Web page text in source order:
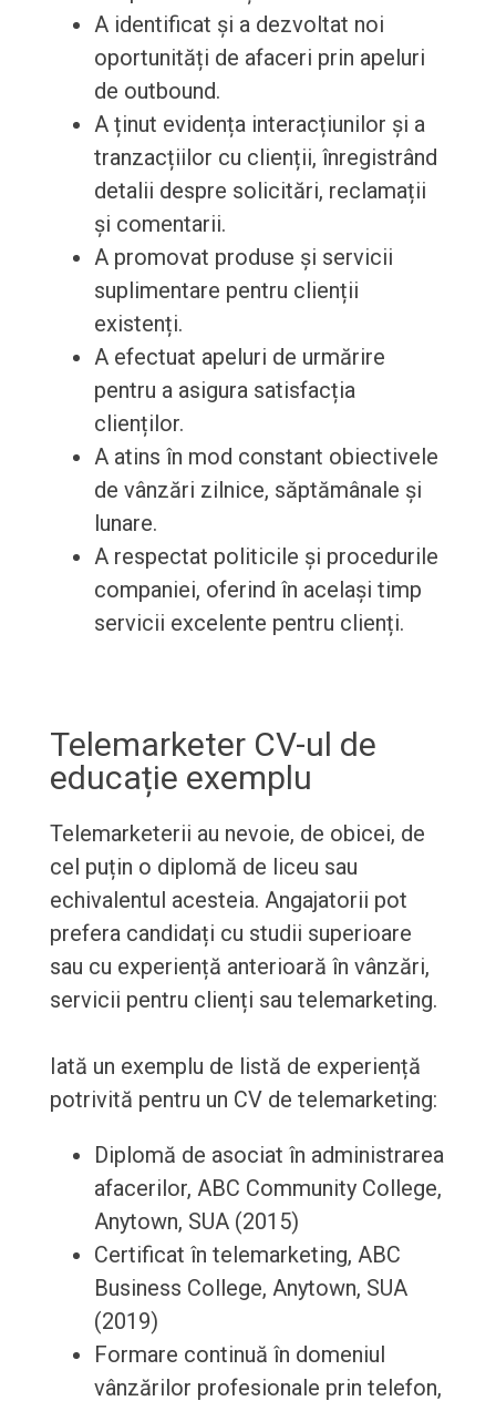
A identificat și a dezvoltat noi
oportunități de afaceri prin apeluri
de outbound.
A ținut evidența interacțiunilor și a
tranzacțiilor cu clienții, înregistrând
detalii despre solicitări, reclamații
și comentarii.
A promovat produse și servicii
suplimentare pentru clienții
existenți.
A efectuat apeluri de urmărire
pentru a asigura satisfacția
clienților.
A atins în mod constant obiectivele
de vânzări zilnice, săptămânale și
lunare.
A respectat politicile și procedurile
companiei, oferind în același timp
servicii excelente pentru clienți.
Telemarketer CV-ul de
educație exemplu
Telemarketerii au nevoie, de obicei, de
cel puțin o diplomă de liceu sau
echivalentul acesteia. Angajatorii pot
prefera candidați cu studii superioare
sau cu experiență anterioară în vânzări,
servicii pentru clienți sau telemarketing.
Iată un exemplu de listă de experiență
potrivită pentru un CV de telemarketing:
Diplomă de asociat în administrarea
afacerilor, ABC Community College,
Anytown, SUA (2015)
Certificat în telemarketing, ABC
Business College, Anytown, SUA
(2019)
Formare continuă în domeniul
vânzărilor profesionale prin telefon,